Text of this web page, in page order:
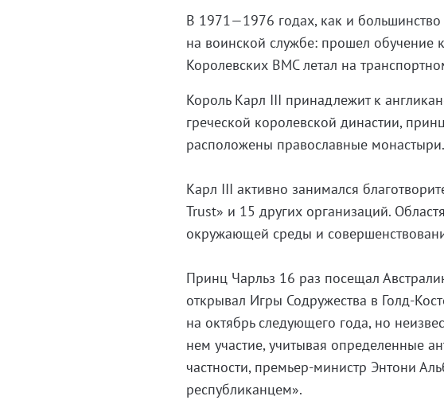
В 1971—1976 годах, как и
на воинской службе: прошел обучение
Королевских ВМС летал на
Король Карл III принадлежит к
греческой королевской династии,
расположены православные монастыри.
Карл III активно занимался
Trust» и 15 других организаций.
окружающей среды и
Принц Чарльз 16 раз посещал
открывал Игры Содружества в Голд-
на октябрь следующего года, но
нем участие, учитывая определенные
частности, премьер-министр Энтони
республиканцем».